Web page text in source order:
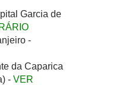
Garcia de
-
da Caparica
- VER